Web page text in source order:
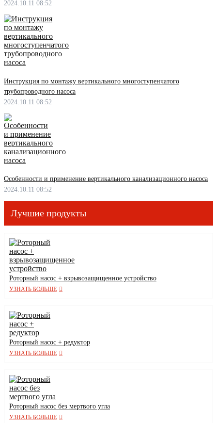
2024.10.11 08:52
Инструкция по монтажу вертикального многоступенчатого
трубопроводного насоса
2024.10.11 08:52
Особенности и применение вертикального канализационного насоса
2024.10.11 08:52
Лучшие продукты
Роторный насос + взрывозащищенное устройство
УЗНАТЬ БОЛЬШЕ
Роторный насос + редуктор
УЗНАТЬ БОЛЬШЕ
Роторный насос без мертвого угла
УЗНАТЬ БОЛЬШЕ